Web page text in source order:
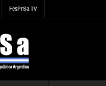
FesPrSa TV